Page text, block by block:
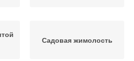
Садовая жимолость